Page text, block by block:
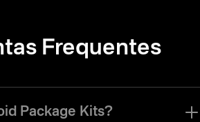
Frequentes
Package Kits?